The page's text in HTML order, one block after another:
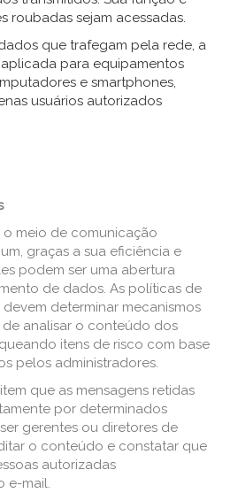
roubadas sejam acessadas.
que trafegam pela rede, a
para equipamentos
e smartphones,
usuários autorizados
o meio de comunicação
graças a sua eficiência e
podem ser uma abertura
de dados. As políticas de
determinar mecanismos
analisar o conteúdo dos
itens de risco com base
pelos administradores.
que as mensagens retidas
por determinados
gerentes ou diretores de
o conteúdo e constatar que
autorizadas
e-mail.